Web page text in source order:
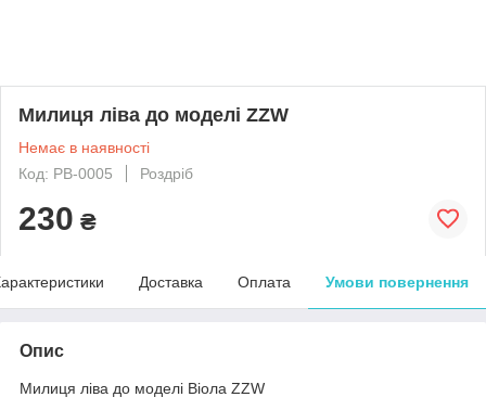
Милиця ліва до моделі ZZW
Немає в наявності
Код: РВ-0005
Роздріб
230 ₴
Доставка Оплата Умови повернення
Опис
Милиця ліва до моделі Віола ZZW